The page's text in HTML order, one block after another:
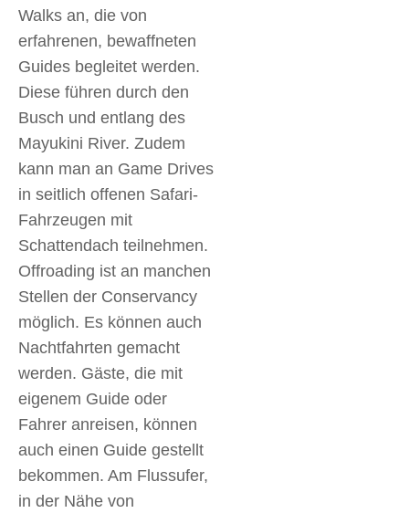
Walks an, die von
erfahrenen, bewaffneten
Guides begleitet werden.
Diese führen durch den
Busch und entlang des
Mayukini River. Zudem
kann man an Game Drives
in seitlich offenen Safari-
Fahrzeugen mit
Schattendach teilnehmen.
Offroading ist an manchen
Stellen der Conservancy
möglich. Es können auch
Nachtfahrten gemacht
werden. Gäste, die mit
eigenem Guide oder
Fahrer anreisen, können
auch einen Guide gestellt
bekommen. Am Flussufer,
in der Nähe von